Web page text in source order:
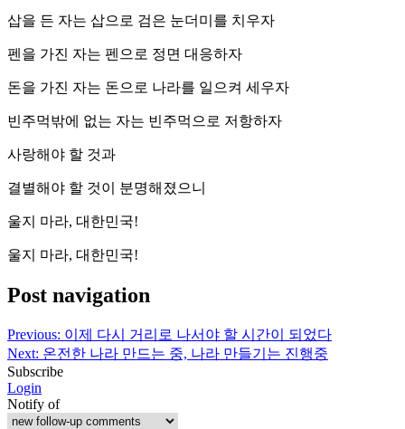
삽을 든 자는 삽으로 검은 눈더미를 치우자
펜을 가진 자는 펜으로 정면 대응하자
돈을 가진 자는 돈으로 나라를 일으켜 세우자
빈주먹밖에 없는 자는 빈주먹으로 저항하자
사랑해야 할 것과
결별해야 할 것이 분명해졌으니
울지 마라, 대한민국!
울지 마라, 대한민국!
Post navigation
Previous: 이제 다시 거리로 나서야 할 시간이 되었다
Next: 온전한 나라 만드는 중, 나라 만들기는 진행중
Subscribe
Login
Notify of